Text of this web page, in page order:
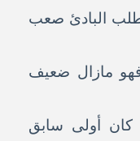
البادئ صعب
مازال ضعيف
أولى سابق